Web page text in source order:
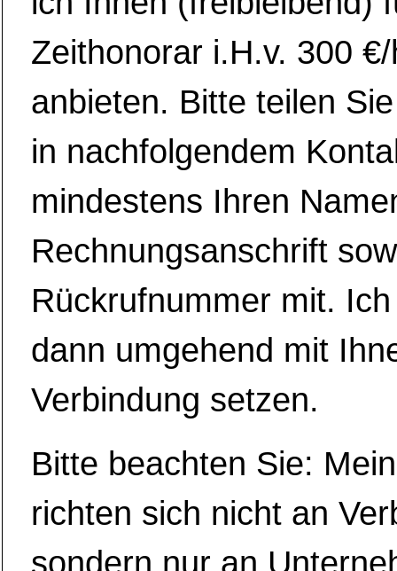
Zeithonorar i.H.v. 300
anbieten. Bitte teilen
in nachfolgendem
mindestens Ihren
Rechnungsanschrift
Rückrufnummer mit.
dann umgehend mit
Verbindung setzen.
Bitte beachten Sie:
richten sich nicht an
sondern nur an